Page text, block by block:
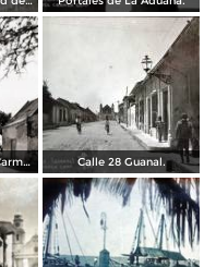
Faro de Ciudad del Carmen Calle 28 Guanal.